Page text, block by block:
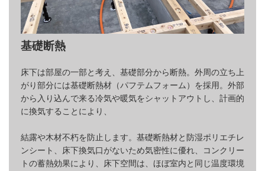
基礎断熱
床下は部屋の一部と考え、基礎部分から断熱。 外周の立ち上
がり部分には基礎断熱材（パフテムフォーム）を採用。 外部
から入り込んで来る冷気や暖気をシャットアウトし、計画的
に換気することにより、
結露や木材不朽を防止します。 基礎断熱材と防湿ポリエチレ
ンシート、 床下換気口がないため気密性に優れ、コンクリー
トの蓄熱効果により、 床下空間は、ほぼ室内と同じ温度環境